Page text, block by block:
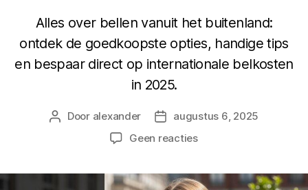
Alles over bellen vanuit het buitenland:
ontdek de goedkoopste opties, handige tips
en bespaar direct op internationale belkosten
in 2025.
Berichtauteur
Door alexander Berichtdatum
augustus 6, 2025
Geen reactiesop
het